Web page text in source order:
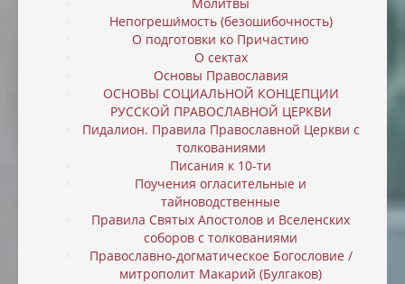
Непогреши́мость (безошибочность)
О подготовки ко Причастию
О сектах
Основы Православия
ОСНОВЫ СОЦИАЛЬНОЙ КОНЦЕПЦИИ
РУССКОЙ ПРАВОСЛАВНОЙ ЦЕРКВИ
Пидалион. Правила Православной Церкви с
толкованиями
Писания к 10-ти
Поучения огласительные и
тайноводственные
Правила Святых Апостолов и Вселенских
соборов с толкованиями
Православно-догматическое Богословие /
митрополит Макарий (Булгаков)